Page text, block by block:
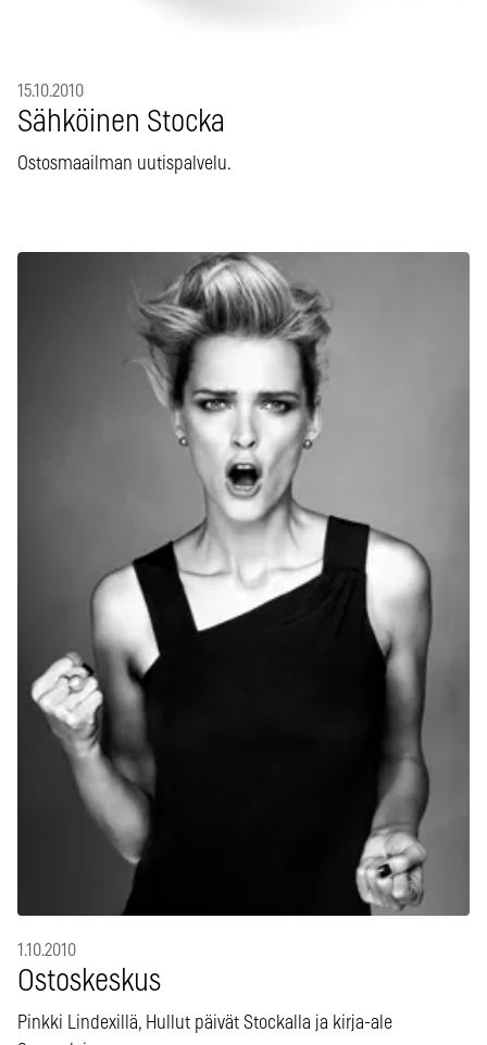
15.10.2010
Sähköinen Stocka
Ostosmaailman uutispalvelu.
1.10.2010
Ostoskeskus
Pinkki Lindexillä, Hullut päivät Stockalla ja kirja-ale